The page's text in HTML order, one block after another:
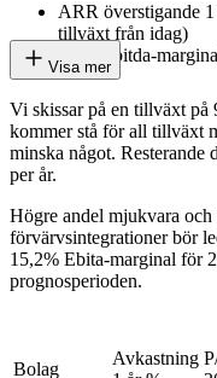
ARR överstigande
tillväxt från idag)
Cash Ebitda-
Visa mer
Vi skissar på en tillväxt på
kommer stå för all tillväxt
minska något. Resterande
per år.
Högre andel mjukvara och
förvärvsintegrationer bör
15,2% Ebita-marginal för
prognosperioden.
Bolag
Avkastning